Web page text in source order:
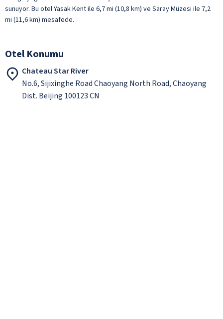
sunuyor. Bu otel Yasak Kent ile 6,7 mi (10,8 km) ve Saray Müzesi ile 7,2
mi (11,6 km) mesafede.
Otel Konumu
Chateau Star River
No.6, Sijixinghe Road Chaoyang North Road, Chaoyang
Dist. Beijing 100123 CN